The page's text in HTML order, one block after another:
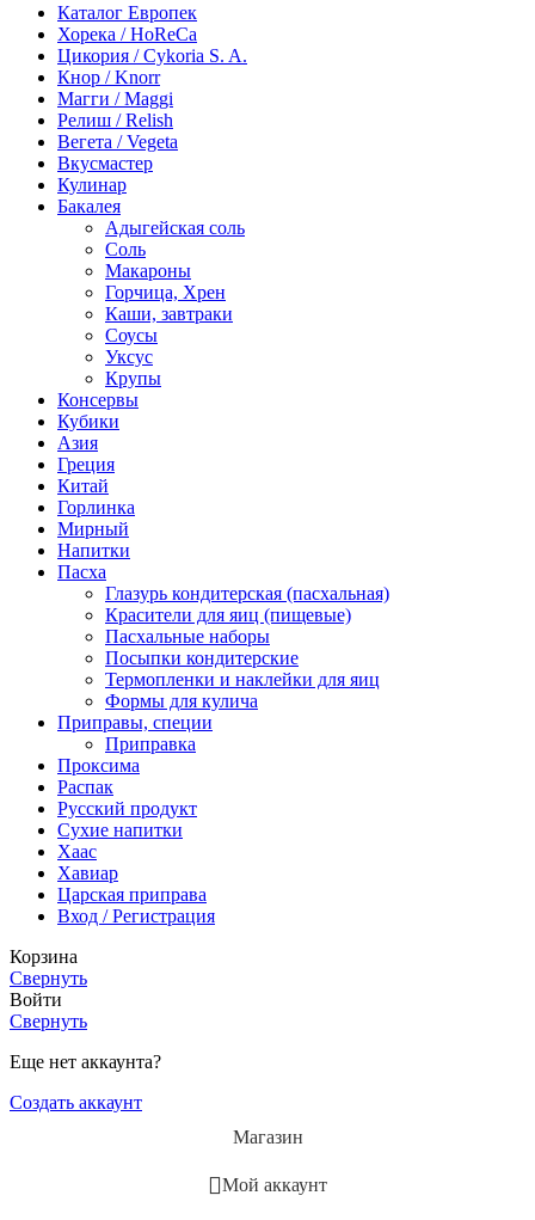
Каталог Европек
Хорека / HoReCa
Цикория / Cykoria S. A.
Кнор / Knorr
Магги / Maggi
Релиш / Relish
Вегета / Vegeta
Вкусмастер
Кулинар
Бакалея
Адыгейская соль
Соль
Макароны
Горчица, Хрен
Каши, завтраки
Соусы
Уксус
Крупы
Консервы
Кубики
Азия
Греция
Китай
Горлинка
Мирный
Напитки
Пасха
Глазурь кондитерская (пасхальная)
Красители для яиц (пищевые)
Пасхальные наборы
Посыпки кондитерские
Термопленки и наклейки для яиц
Формы для кулича
Приправы, специи
Приправка
Проксима
Распак
Русский продукт
Сухие напитки
Хаас
Хавиар
Царская приправа
Вход / Регистрация
Корзина
Свернуть
Войти
Свернуть
Еще нет аккаунта?
Создать аккаунт
Магазин
Мой аккаунт